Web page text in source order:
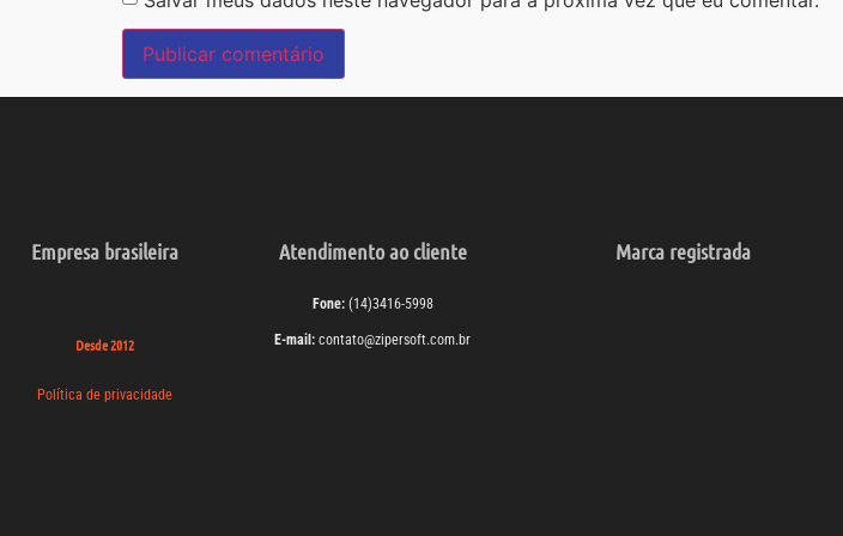
Empresa brasileira
Desde 2012
Política de privacidade
Atendimento ao cliente
Fone: (14)3416-5998
E-mail: contato@zipersoft.com.br
Marca registrada